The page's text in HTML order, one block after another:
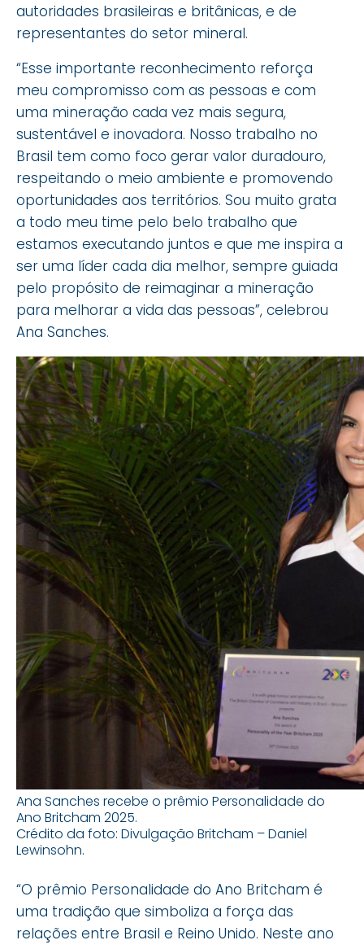
autoridades brasileiras e britânicas, e de
representantes do setor mineral.
“Esse importante reconhecimento reforça
meu compromisso com as pessoas e com
uma mineração cada vez mais segura,
sustentável e inovadora. Nosso trabalho no
Brasil tem como foco gerar valor duradouro,
respeitando o meio ambiente e promovendo
oportunidades aos territórios. Sou muito grata
a todo meu time pelo belo trabalho que
estamos executando juntos e que me inspira a
ser uma líder cada dia melhor, sempre guiada
pelo propósito de reimaginar a mineração
para melhorar a vida das pessoas”, celebrou
Ana Sanches.
Ana Sanches recebe o prêmio Personalidade do
Ano Britcham 2025.
Crédito da foto: Divulgação Britcham – Daniel
Lewinsohn.
“O prêmio Personalidade do Ano Britcham é
uma tradição que simboliza a força das
relações entre Brasil e Reino Unido. Neste ano